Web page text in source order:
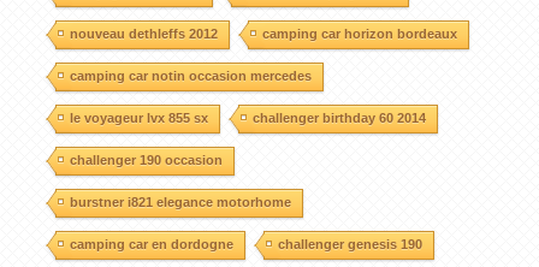
nouveau dethleffs 2012 camping car horizon bordeaux
camping car notin occasion mercedes
le voyageur lvx 855 sx challenger birthday 60 2014
challenger 190 occasion
burstner i821 elegance motorhome
camping car en dordogne challenger genesis 190